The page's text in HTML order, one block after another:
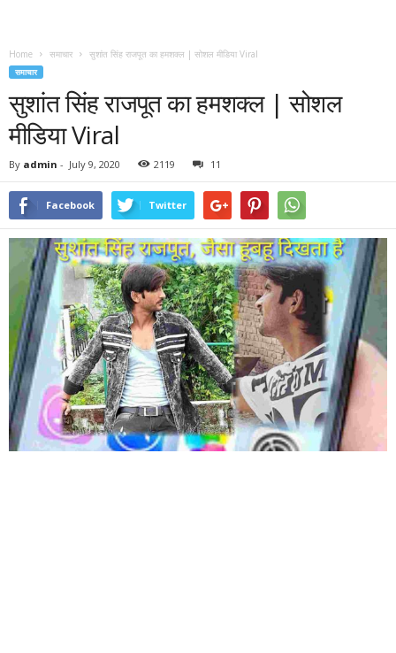
Home समाचार सुशांत सिंह राजपूत का हमशक्ल | सोशल मीडिया Viral
समाचार
सुशांत सिंह राजपूत का हमशक्ल | सोशल
मीडिया Viral
By admin - July 9, 2020 2119 11
Facebook Twitter